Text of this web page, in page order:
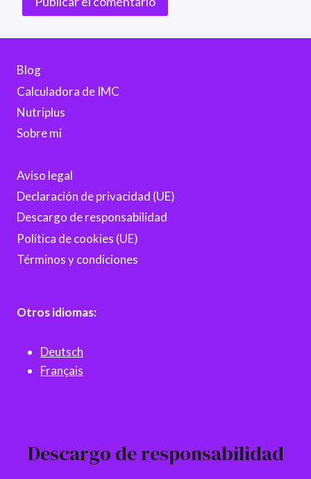
Blog
Calculadora de IMC
Nutriplus
Sobre mi
Aviso legal
Declaración de privacidad (UE)
Descargo de responsabilidad
Política de cookies (UE)
Términos y condiciones
Otros idiomas:
Deutsch
Français
Descargo de responsabilidad